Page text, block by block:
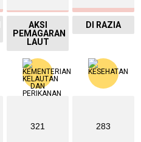
AKSI
PEMAGARAN
LAUT
DI RAZIA
321 283